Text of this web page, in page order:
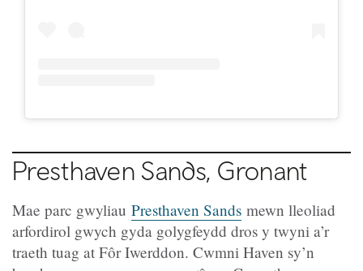
Presthaven Sands, Gronant
Mae parc gwyliau Presthaven Sands mewn lleoliad
arfordirol gwych gyda golygfeydd dros y twyni a’r
traeth tuag at Fôr Iwerddon. Cwmni Haven sy’n